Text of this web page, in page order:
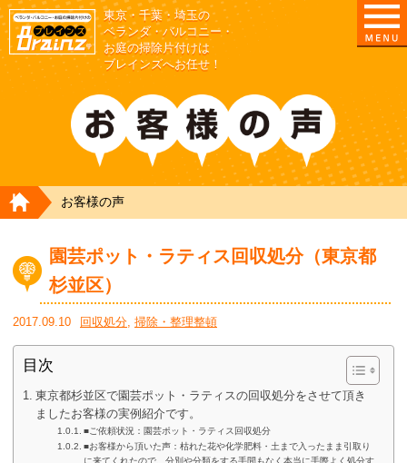
東京/埼玉/千葉/神奈川の ベランダ・庭の清掃片付け
東京・千葉・埼玉の
ベランダ・バルコニー・
お庭の掃除片付けは
ブレインズへお任せ！
HOME
お客様の声
園芸ポット・ラティス回収処分（東京都
杉並区）
2017.09.10 回収処分, 掃除・整理整頓
目次
東京都杉並区で園芸ポット・ラティスの回収処分をさせて頂き
ましたお客様の実例紹介です。
■ご依頼状況：園芸ポット・ラティス回収処分
■お客様から頂いた声：枯れた花や化学肥料・土まで入ったまま引取り
に来てくれたので、分別や分類をする手間もなく本当に手際よく処分す